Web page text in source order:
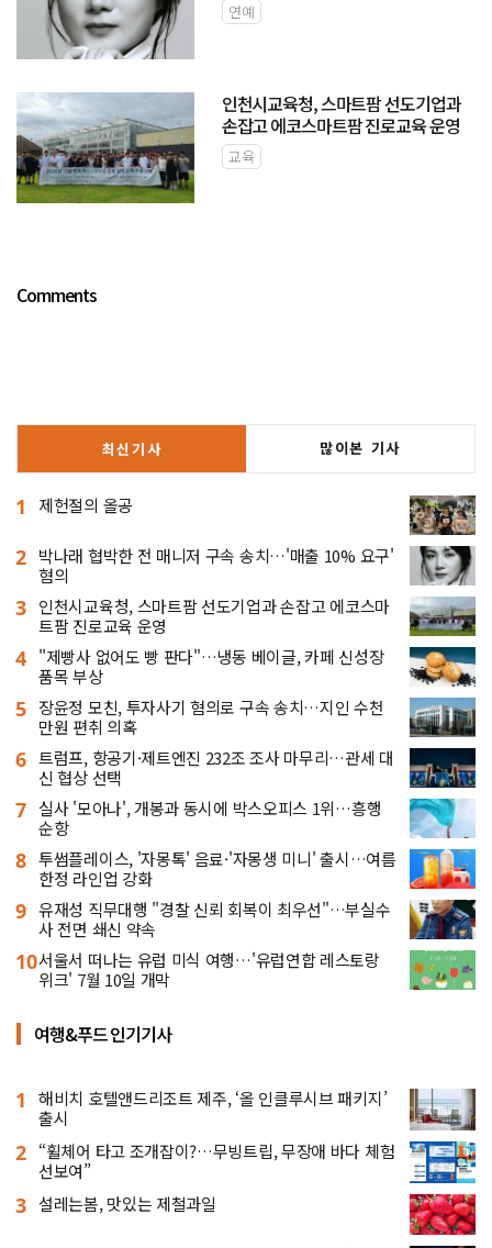
연예
인천시교육청, 스마트팜 선도기업과
손잡고 에코스마트팜 진로교육 운영
교육
Comments
최신기사 많이본 기사
1 제헌절의 올공
2 박나래 협박한 전 매니저 구속 송치…'매출 10% 요구'
혐의
3 인천시교육청, 스마트팜 선도기업과 손잡고 에코스마
트팜 진로교육 운영
4 "제빵사 없어도 빵 판다"…냉동 베이글, 카페 신성장
품목 부상
5 장윤정 모친, 투자사기 혐의로 구속 송치…지인 수천
만원 편취 의혹
6 트럼프, 항공기·제트엔진 232조 조사 마무리…관세 대
신 협상 선택
7 실사 '모아나', 개봉과 동시에 박스오피스 1위…흥행
순항
8 투썸플레이스, '자몽톡' 음료·'자몽생 미니' 출시…여름
한정 라인업 강화
9 유재성 직무대행 "경찰 신뢰 회복이 최우선"…부실수
사 전면 쇄신 약속
10서울서 떠나는 유럽 미식 여행…'유럽연합 레스토랑
위크' 7월 10일 개막
여행&푸드 인기기사
1
해비치 호텔앤드리조트 제주, ‘올 인클루시브 패키지’
출시
2 “휠체어 타고 조개잡이?…무빙트립, 무장애 바다 체험
선보여”
3 설레는봄, 맛있는 제철과일